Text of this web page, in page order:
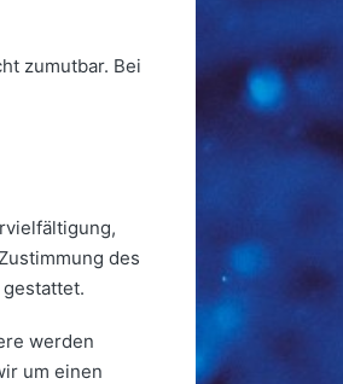
zumutbar. Bei
des
werden
um einen